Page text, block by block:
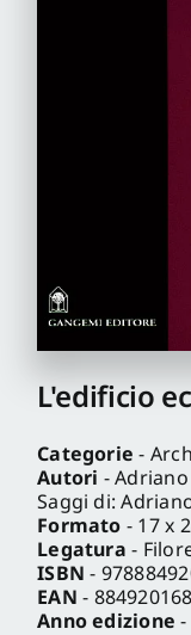
L'edificio
Categorie -
Autori -
Saggi di:
Formato - 17 x
Legatura -
ISBN -
EAN -
Anno edizione -